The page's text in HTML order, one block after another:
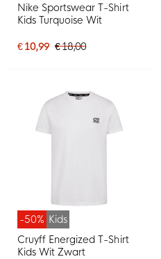
Nike Sportswear T-Shirt
Kids Turquoise Wit
€ 10,99 € 18,00
-50% Kids
Cruyff Energized T-Shirt
Kids Wit Zwart